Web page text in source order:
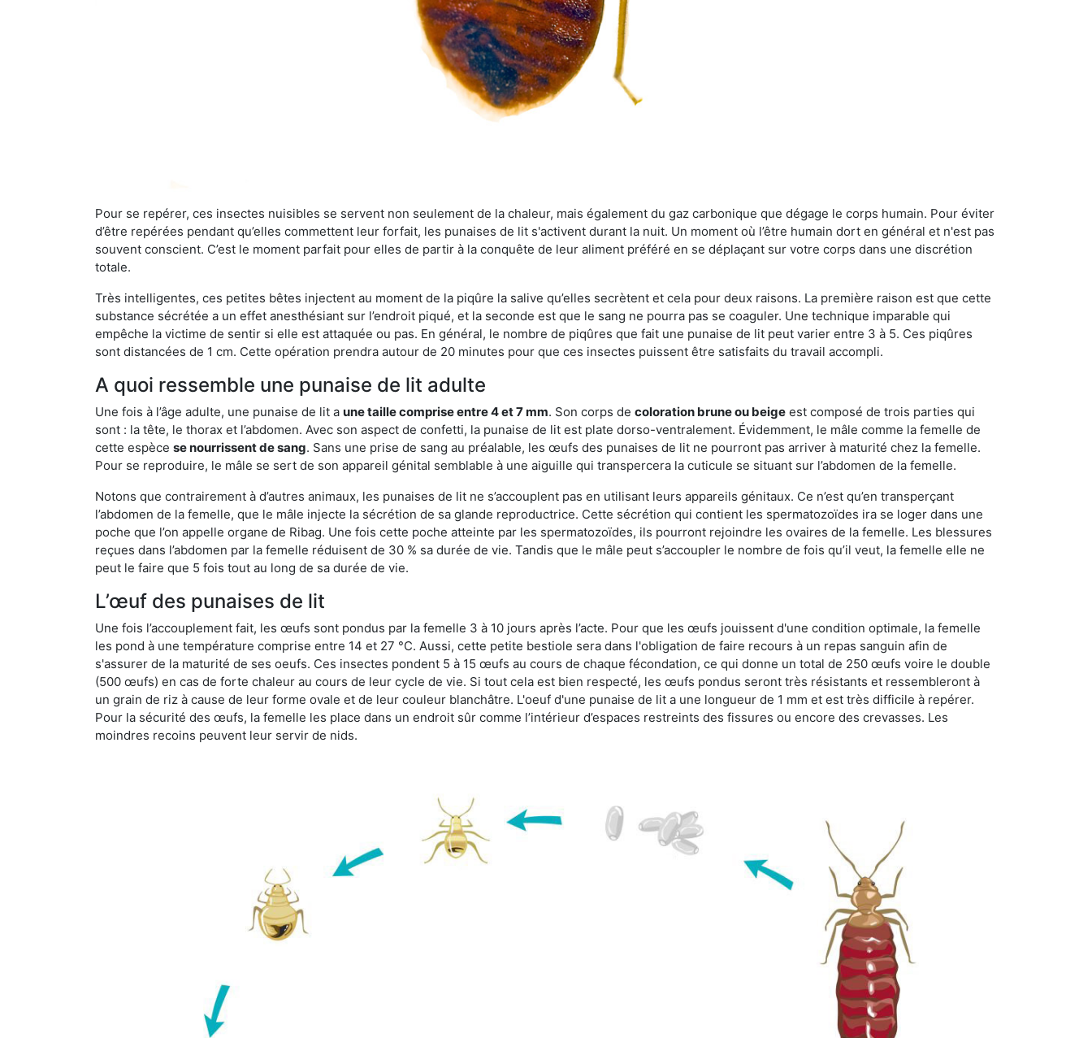
Pour se repérer, ces insectes nuisibles se servent non seulement de la chaleur, mais également du gaz carbonique que dégage le corps humain. Pour éviter
d’être repérées pendant qu’elles commettent leur forfait, les punaises de lit s'activent durant la nuit. Un moment où l’être humain dort en général et n'est pas
souvent conscient. C’est le moment parfait pour elles de partir à la conquête de leur aliment préféré en se déplaçant sur votre corps dans une discrétion
totale.
Très intelligentes, ces petites bêtes injectent au moment de la piqûre la salive qu’elles secrètent et cela pour deux raisons. La première raison est que cette
substance sécrétée a un effet anesthésiant sur l’endroit piqué, et la seconde est que le sang ne pourra pas se coaguler. Une technique imparable qui
empêche la victime de sentir si elle est attaquée ou pas. En général, le nombre de piqûres que fait une punaise de lit peut varier entre 3 à 5. Ces piqûres
sont distancées de 1 cm. Cette opération prendra autour de 20 minutes pour que ces insectes puissent être satisfaits du travail accompli.
A quoi ressemble une punaise de lit adulte
Une fois à l’âge adulte, une punaise de lit a une taille comprise entre 4 et 7 mm. Son corps de coloration brune ou beige est composé de trois parties qui
sont : la tête, le thorax et l’abdomen. Avec son aspect de confetti, la punaise de lit est plate dorso-ventralement. Évidemment, le mâle comme la femelle de
cette espèce se nourrissent de sang. Sans une prise de sang au préalable, les œufs des punaises de lit ne pourront pas arriver à maturité chez la femelle.
Pour se reproduire, le mâle se sert de son appareil génital semblable à une aiguille qui transpercera la cuticule se situant sur l’abdomen de la femelle.
Notons que contrairement à d’autres animaux, les punaises de lit ne s’accouplent pas en utilisant leurs appareils génitaux. Ce n’est qu’en transperçant
l’abdomen de la femelle, que le mâle injecte la sécrétion de sa glande reproductrice. Cette sécrétion qui contient les spermatozoïdes ira se loger dans une
poche que l’on appelle organe de Ribag. Une fois cette poche atteinte par les spermatozoïdes, ils pourront rejoindre les ovaires de la femelle. Les blessures
reçues dans l’abdomen par la femelle réduisent de 30 % sa durée de vie. Tandis que le mâle peut s’accoupler le nombre de fois qu’il veut, la femelle elle ne
peut le faire que 5 fois tout au long de sa durée de vie.
L’œuf des punaises de lit
Une fois l’accouplement fait, les œufs sont pondus par la femelle 3 à 10 jours après l’acte. Pour que les œufs jouissent d'une condition optimale, la femelle
les pond à une température comprise entre 14 et 27 °C. Aussi, cette petite bestiole sera dans l'obligation de faire recours à un repas sanguin afin de
s'assurer de la maturité de ses oeufs. Ces insectes pondent 5 à 15 œufs au cours de chaque fécondation, ce qui donne un total de 250 œufs voire le double
(500 œufs) en cas de forte chaleur au cours de leur cycle de vie. Si tout cela est bien respecté, les œufs pondus seront très résistants et ressembleront à
un grain de riz à cause de leur forme ovale et de leur couleur blanchâtre. L'oeuf d'une punaise de lit a une longueur de 1 mm et est très difficile à repérer.
Pour la sécurité des œufs, la femelle les place dans un endroit sûr comme l’intérieur d’espaces restreints des fissures ou encore des crevasses. Les
moindres recoins peuvent leur servir de nids.